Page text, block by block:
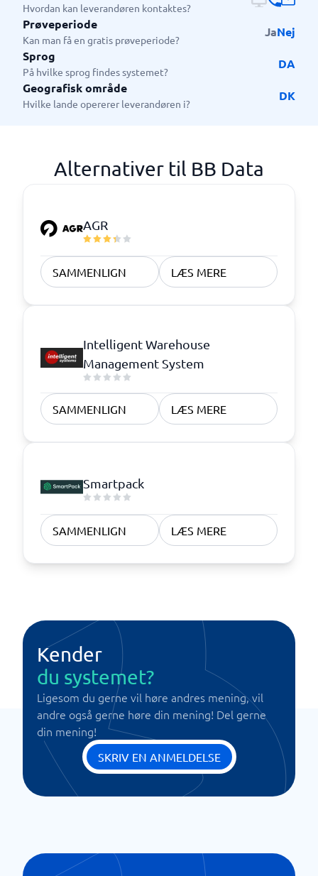
forskellige brancher såsom detailhandel, logistik,
produktion og sundhedssektoren.
Hvordan kan leverandøren kontaktes?
Prøveperiode
Kan man få en gratis prøveperiode?
JaNej
Sprog
På hvilke sprog findes systemet?
DA
Geografisk område
Hvilke lande opererer leverandøren i?
DK
Alternativer til BB Data
AGR
SAMMENLIGN LÆS MERE
Intelligent Warehouse
Management System
SAMMENLIGN LÆS MERE
Smartpack
SAMMENLIGN LÆS MERE
Kender
du systemet?
Ligesom du gerne vil høre andres mening, vil
andre også gerne høre din mening! Del gerne
din mening!
SKRIV EN ANMELDELSE